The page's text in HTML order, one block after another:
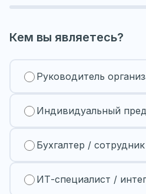
Кем вы являетесь?
Руководитель
Индивидуальный
Бухгалтер / сотрудник
ИТ-специалист /